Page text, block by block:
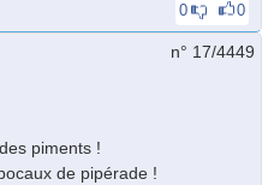
0 0
n° 17/4449
piments !
de pipérade !